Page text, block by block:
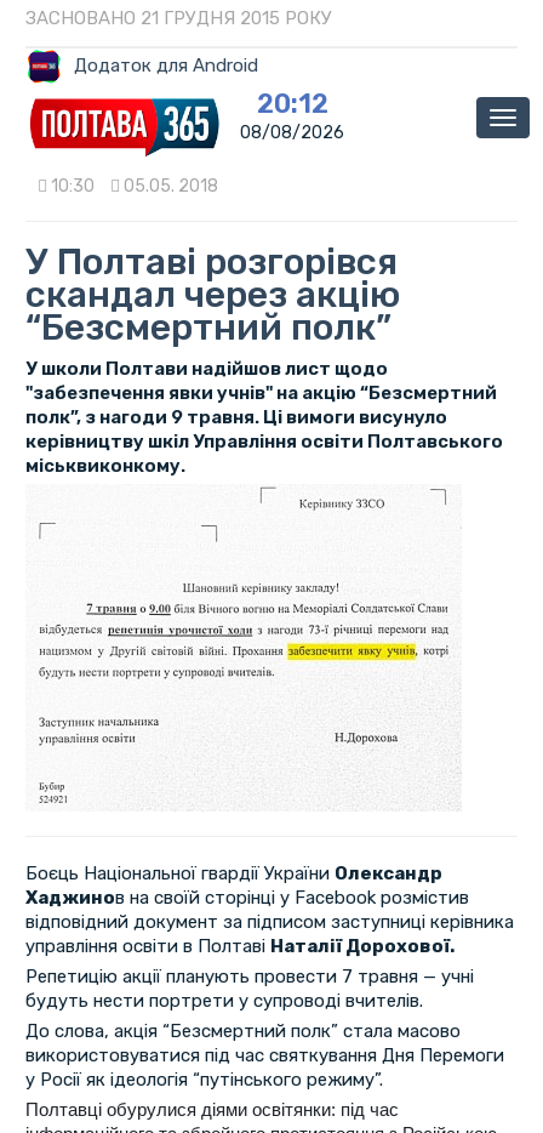
ЗАСНОВАНО 21 ГРУДНЯ 2015 РОКУ
Додаток для Android
20:12
08/08/2026
10:30 05.05. 2018
У Полтаві розгорівся
скандал через акцію
“Безсмертний полк”
У школи Полтави надійшов лист щодо
"забезпечення явки учнів" на акцію “Безсмертний
полк”, з нагоди 9 травня. Ці вимоги висунуло
керівництву шкіл Управління освіти Полтавського
міськвиконкому.
Боєць Національної гвардії України Олександр
Хаджинов на своїй сторінці у Facebook розмістив
відповідний документ за підписом заступниці керівника
управління освіти в Полтаві Наталії Дорохової.
Репетицію акції планують провести 7 травня — учні
будуть нести портрети у супроводі вчителів.
До слова, акція “Безсмертний полк” стала масово
використовуватися під час святкування Дня Перемоги
у Росії як ідеологія “путінського режиму”.
Полтавці обурулися діями освітянки: під час